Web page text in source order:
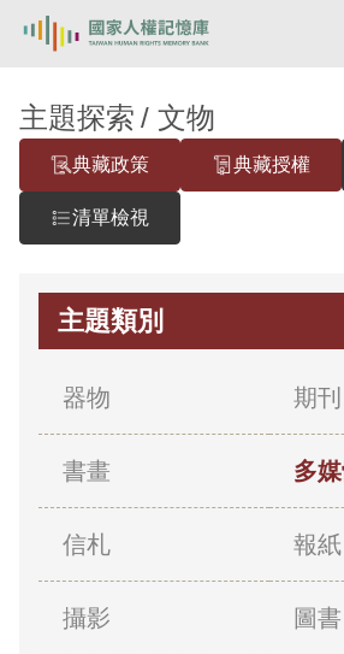
熱門關鍵字：陳孟和 李舜治 鹿
新生訓導處
蛋殼畫 送物單
背景知識
意見信箱
主題探索 文物
典藏政策 典藏授權
清單檢視
主題類別
器物 期刊
書畫 多
信札 報紙
攝影 圖書